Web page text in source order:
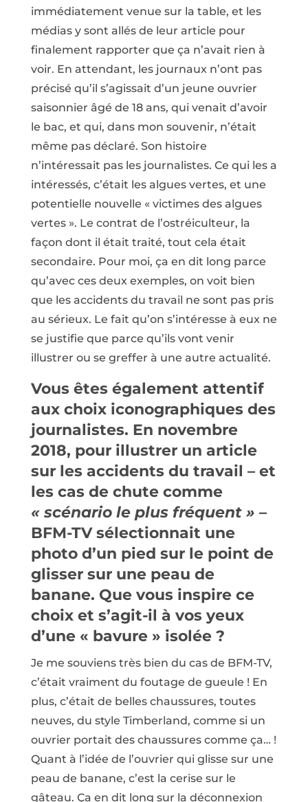
immédiatement venue sur la table, et les
médias y sont allés de leur article pour
finalement rapporter que ça n’avait rien à
voir. En attendant, les journaux n’ont pas
précisé qu’il s’agissait d’un jeune ouvrier
saisonnier âgé de 18 ans, qui venait d’avoir
le bac, et qui, dans mon souvenir, n’était
même pas déclaré. Son histoire
n’intéressait pas les journalistes. Ce qui les a
intéressés, c’était les algues vertes, et une
potentielle nouvelle « victimes des algues
vertes ». Le contrat de l’ostréiculteur, la
façon dont il était traité, tout cela était
secondaire. Pour moi, ça en dit long parce
qu’avec ces deux exemples, on voit bien
que les accidents du travail ne sont pas pris
au sérieux. Le fait qu’on s’intéresse à eux ne
se justifie que parce qu’ils vont venir
illustrer ou se greffer à une autre actualité.
Vous êtes également attentif
aux choix iconographiques des
journalistes. En novembre
2018, pour illustrer un article
sur les accidents du travail – et
les cas de chute comme
« scénario le plus fréquent » –
BFM-TV sélectionnait une
photo d’un pied sur le point de
glisser sur une peau de
banane. Que vous inspire ce
choix et s’agit-il à vos yeux
d’une « bavure » isolée ?
Je me souviens très bien du cas de BFM-TV,
c’était vraiment du foutage de gueule ! En
plus, c’était de belles chaussures, toutes
neuves, du style Timberland, comme si un
ouvrier portait des chaussures comme ça… !
Quant à l’idée de l’ouvrier qui glisse sur une
peau de banane, c’est la cerise sur le
gâteau. Ça en dit long sur la déconnexion